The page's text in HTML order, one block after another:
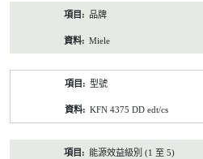
品牌
Miele
型號
KFN 4375 DD edt/cs
能源效益級別 (1 至 5)